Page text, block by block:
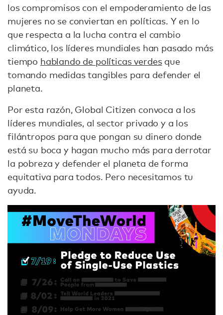
los compromisos con el empoderamiento de las
mujeres no se conviertan en políticas. Y en lo
que respecta a la lucha contra el cambio
climático, los líderes mundiales han pasado más
tiempo hablando de políticas verdesque
tomando medidas tangibles para defender el
planeta.
Por esta razón, Global Citizen convoca a los
líderes mundiales, al sector privado y a los
filántropos para que pongan su dinero donde
está su boca y hagan mucho más para derrotar
la pobreza y defender el planeta de forma
equitativa para todos. Pero necesitamos tu
ayuda.